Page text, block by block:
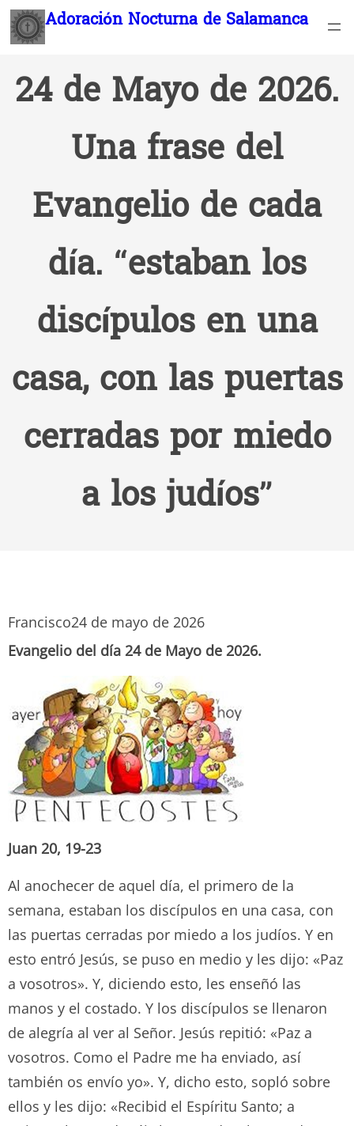
Saltar Adoración Nocturna de Salamanca
24 de Mayo de 2026.
Una frase del
Evangelio de cada
día. “estaban los
discípulos en una
casa, con las puertas
cerradas por miedo
a los judíos”
Francisco24 de mayo de 2026
Evangelio del día 24 de Mayo de 2026.
Juan 20, 19-23
Al anochecer de aquel día, el primero de la
semana, estaban los discípulos en una casa, con
las puertas cerradas por miedo a los judíos. Y en
esto entró Jesús, se puso en medio y les dijo: «Paz
a vosotros». Y, diciendo esto, les enseñó las
manos y el costado. Y los discípulos se llenaron
de alegría al ver al Señor. Jesús repitió: «Paz a
vosotros. Como el Padre me ha enviado, así
también os envío yo». Y, dicho esto, sopló sobre
ellos y les dijo: «Recibid el Espíritu Santo; a